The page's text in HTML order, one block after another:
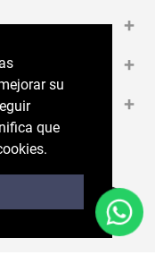
su
que estás
su
que
+
+
+